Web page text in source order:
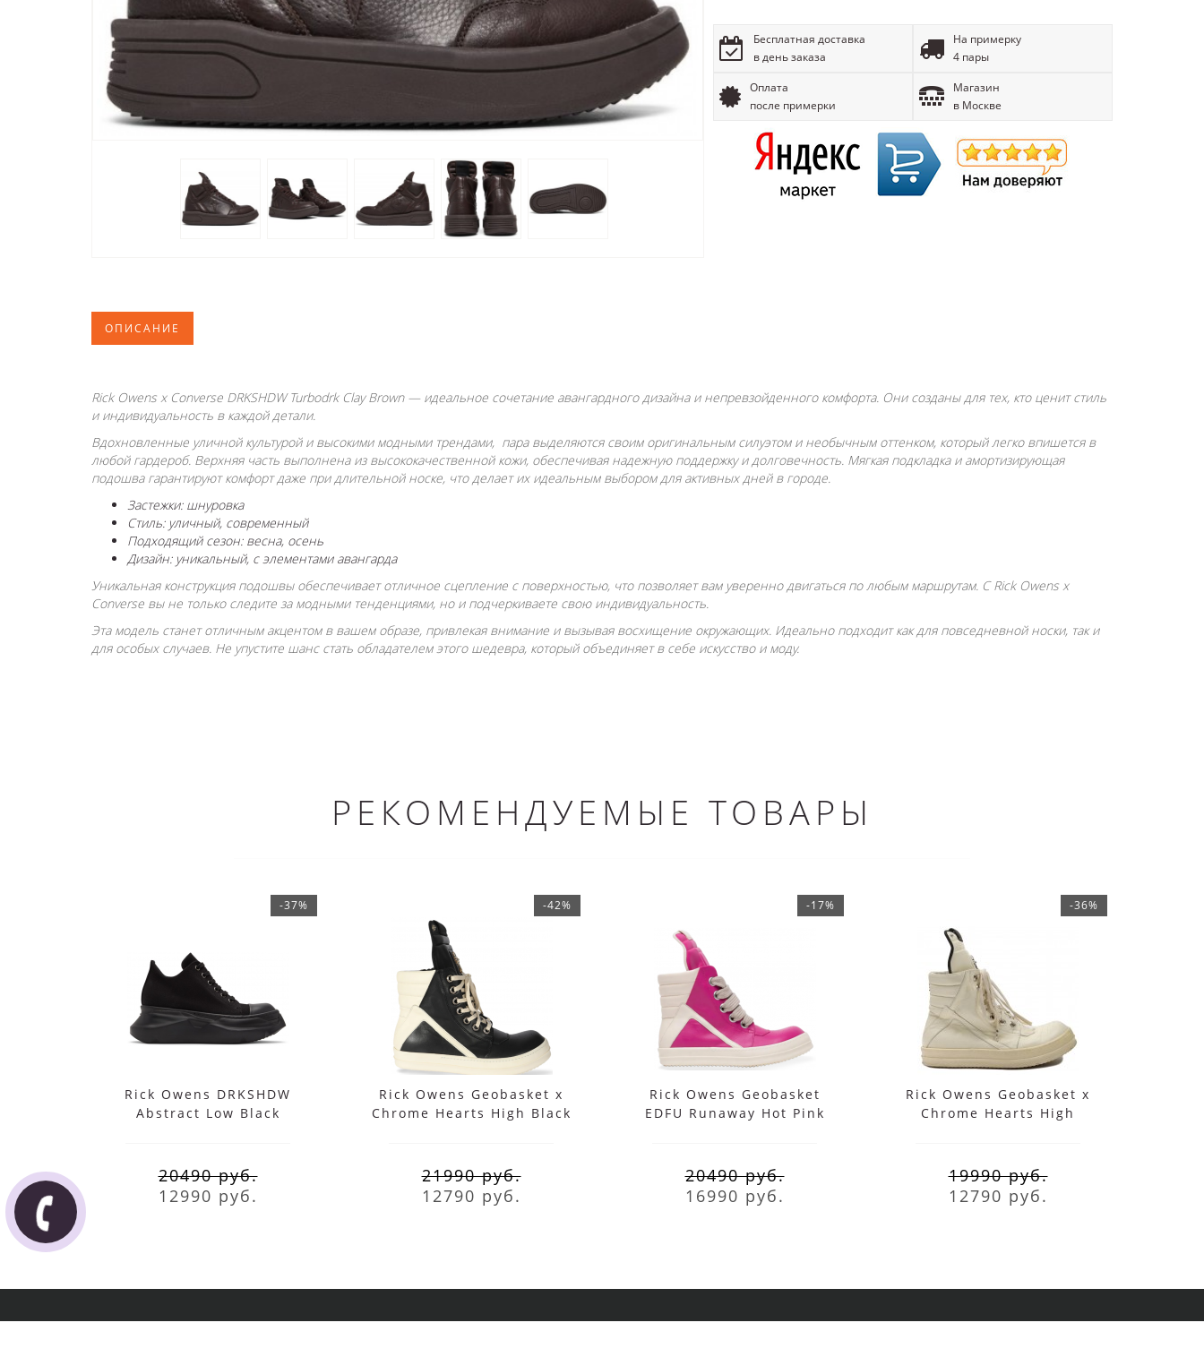
Бесплатная доставка
в день заказа
На примерку
4 пары
Оплата
после примерки
Магазин
в Москве
ОПИСАНИЕ
Rick Owens x Converse DRKSHDW Turbodrk Clay Brown — идеальное сочетание авангардного дизайна и непревзойденного комфорта. Они созданы для тех, кто ценит стиль
и индивидуальность в каждой детали.
Вдохновленные уличной культурой и высокими модными трендами, пара выделяются своим оригинальным силуэтом и необычным оттенком, который легко впишется в
любой гардероб. Верхняя часть выполнена из высококачественной кожи, обеспечивая надежную поддержку и долговечность. Мягкая подкладка и амортизирующая
подошва гарантируют комфорт даже при длительной носке, что делает их идеальным выбором для активных дней в городе.
Застежки: шнуровка
Стиль: уличный, современный
Подходящий сезон: весна, осень
Дизайн: уникальный, с элементами авангарда
Уникальная конструкция подошвы обеспечивает отличное сцепление с поверхностью, что позволяет вам уверенно двигаться по любым маршрутам. С Rick Owens x
Converse вы не только следите за модными тенденциями, но и подчеркиваете свою индивидуальность.
Эта модель станет отличным акцентом в вашем образе, привлекая внимание и вызывая восхищение окружающих. Идеально подходит как для повседневной носки, так и
для особых случаев. Не упустите шанс стать обладателем этого шедевра, который объединяет в себе искусство и моду.
РЕКОМЕНДУЕМЫЕ ТОВАРЫ
-37%
Rick Owens DRKSHDW
Abstract Low Black
20490 руб.
12990 руб.
-42%
Rick Owens Geobasket x
Chrome Hearts High Black
21990 руб.
12790 руб.
-17%
Rick Owens Geobasket
EDFU Runaway Hot Pink
20490 руб.
16990 руб.
-36%
Rick Owens Geobasket x
Chrome Hearts High
19990 руб.
12790 руб.